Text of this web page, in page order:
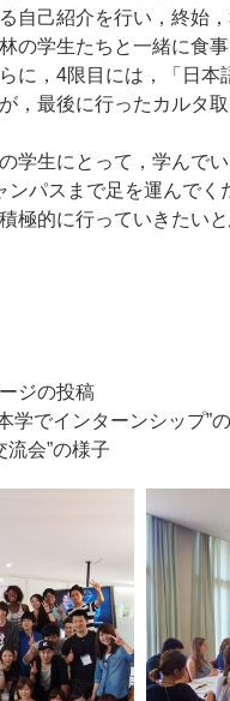
自己紹介を行い，終始
の学生たちと一緒に食
に，4限目には，「日
，最後に行ったカルタ
学生にとって，学んで
パスまで足を運んで
極的に行っていきたいと
ジの投稿
学でインターンシップ”
会”の様子